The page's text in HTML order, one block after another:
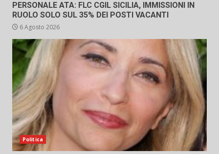
PERSONALE ATA: FLC CGIL SICILIA, IMMISSIONI IN
RUOLO SOLO SUL 35% DEI POSTI VACANTI
6 Agosto 2026
Politica